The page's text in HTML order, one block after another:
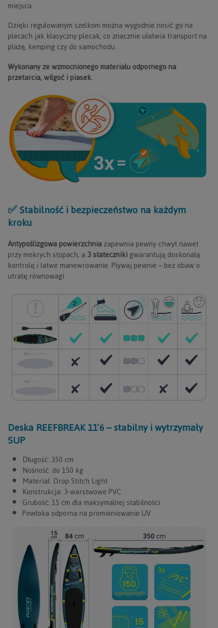
miejsca.
Dzięki regulowanym szelkom można wygodnie nosić go na
plecach jak klasyczny plecak, co znacznie ułatwia transport na
plażę, kemping czy do samochodu.
Wykonany ze wzmocnionego materiału odpornego na
przetarcia, wilgoć i piasek.
✅ Stabilność i bezpieczeństwo na każdym
kroku
Antypoślizgowa powierzchniazapewnia pewny chwyt nawet
przy mokrych stopach, a 3 statecznikigwarantują doskonałą
kontrolę i łatwe manewrowanie. Pływaj pewnie – bez obaw o
utratę równowagi.
Deska REEFBREAK 11’6 – stabilny i wytrzymały
SUP
Długość: 350 cm
Nośność: do 150 kg
Materiał: Drop Stitch Light
Konstrukcja: 3-warstwowe PVC
Grubość: 15 cm dla maksymalnej stabilności
Powłoka odporna na promieniowanie UV